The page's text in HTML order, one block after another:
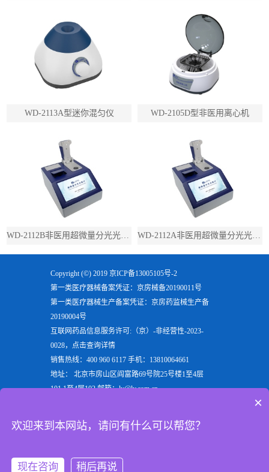
WD-2113A型迷你混匀仪 WD-2105D型非医用离心机
WD-2112B非医用超微量分光光度计（带荧光） WD-2112A非医用超微量分光光度计（不带荧光）
Copyright (©) 2019 京ICP备13005105号-2
第一类医疗器械备案凭证：京房械备20190011号
第一类医疗器械生产备案凭证：京房药监械生产备
20190004号
互联网药品信息服务许可:（京）-非经营性-2023-
0028，点击查询详情
销售热线：400 960 6117 手机：13810064661
地址： 北京市房山区阎富路69号院25号楼1至4层
101,1至4层102 邮箱：ly@ly.com.cn
仪
等实验室用检验分析产品，是电泳槽装置行业的重
×
欢迎来到本网站，请问有什么可以帮您？
现在咨询 稍后再说